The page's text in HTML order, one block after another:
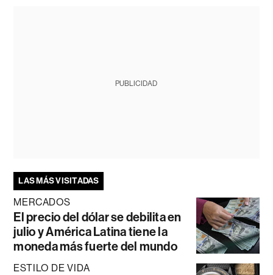
PUBLICIDAD
LAS MÁS VISITADAS
MERCADOS
El precio del dólar se debilita en
julio y América Latina tiene la
moneda más fuerte del mundo
ESTILO DE VIDA